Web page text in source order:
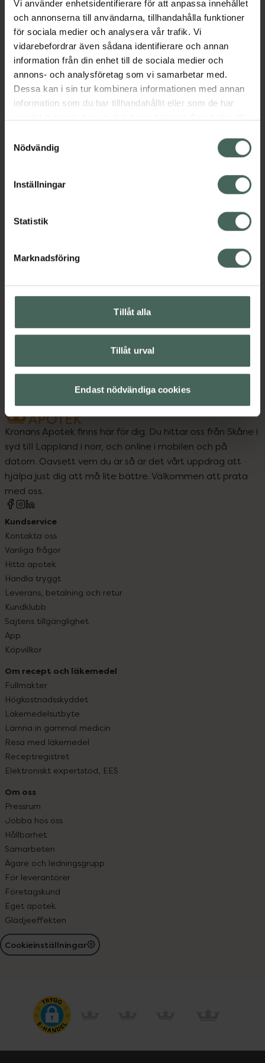
Vi använder enhetsidentifierare för att anpassa innehållet
och annonserna till användarna, tillhandahålla funktioner
för sociala medier och analysera vår trafik. Vi
vidarebefordrar även sådana identifierare och annan
information från din enhet till de sociala medier och
annons- och analysföretag som vi samarbetar med.
Dessa kan i sin tur kombinera informationen med annan
information som du har tillhandahållit eller som de har
återkalla ditt samtycke via webbplatsens
cookieinställningar. Ett återkallat samtycke påverkar inte
lagligheten av behandling som skett innan återkallelsen.
Nödvändig
Inställningar
Statistik
Marknadsföring
Tillåt alla
Tillåt urval
Endast nödvändiga cookies
drömmig rakupplevelse. Startkitet innehåller
ett handtag i stål för ett skönt, stadigt grepp,
en matchande vägghållare i din favoritfärg
och 2x 5-bladiga rakblad för en riktig nära
rakning.
Jämförpris 129 kr/st
EAN:07350113020376
Hudvård
Rakning och hårborttagning
Instruktioner Visa
Upptäck flera produkter inom
Rakhyvel och rakapparat
Rakning och hårborttagning
Kronans Apotek finns här för dig. Du hittar oss från Skåne i
syd till Lappland i norr, och online i mobilen och på
datorn. Oavsett vem du är så är det vårt uppdrag att
hjälpa just dig att må lite bättre. Välkommen att prata
med oss.
Kundservice
Kontakta oss
Vanliga frågor
Hitta apotek
Handla tryggt
Leverans, betalning och retur
Kundklubb
Sajtens tillgänglighet
App
Köpvillkor
Om recept och läkemedel
Fullmakter
Högkostnadsskyddet
Läkemedelsutbyte
Lämna in gammal medicin
Resa med läkemedel
Receptregistret
Elektroniskt expertstöd, EES
Om oss
Pressrum
Jobba hos oss
Hållbarhet
Samarbeten
Ägare och ledningsgrupp
För leverantörer
Företagskund
Eget apotek
Glädjeeffekten
Cookieinställningar